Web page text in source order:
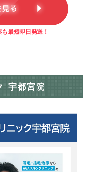
最短即日発送！
宇都宮院